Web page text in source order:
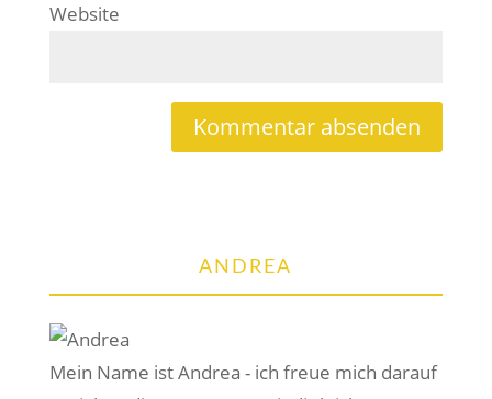
Website
ANDREA
Mein Name ist Andrea - ich freue mich darauf